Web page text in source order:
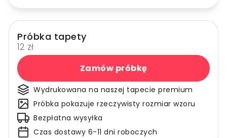
Próbka tapety
12 zł
Zamów próbkę
Wydrukowana na naszej tapecie premium
Próbka pokazuje rzeczywisty rozmiar wzoru
Bezpłatna wysyłka
Czas dostawy 6-11 dni roboczych